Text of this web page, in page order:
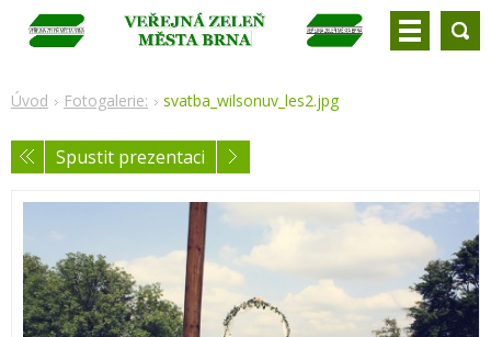
Úvod Fotogalerie: svatba_wilsonuv_les2.jpg
Spustit prezentaci